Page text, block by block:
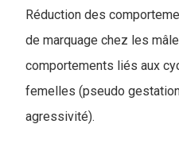
Réduction des
de marquage chez les
comportements liés aux
femelles (pseudo
agressivité).